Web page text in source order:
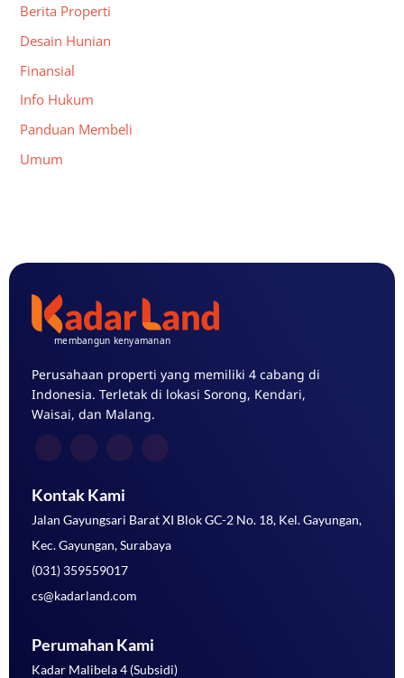
Berita Properti
Desain Hunian
Finansial
Info Hukum
Panduan Membeli
Umum
Perusahaan properti yang memiliki 4 cabang di
Indonesia. Terletak di lokasi Sorong, Kendari,
Waisai, dan Malang.
Kontak Kami
Jalan Gayungsari Barat XI Blok GC-2 No. 18, Kel. Gayungan,
Kec. Gayungan, Surabaya
(031) 359559017
cs@kadarland.com
Perumahan Kami
Kadar Malibela 4 (Subsidi)